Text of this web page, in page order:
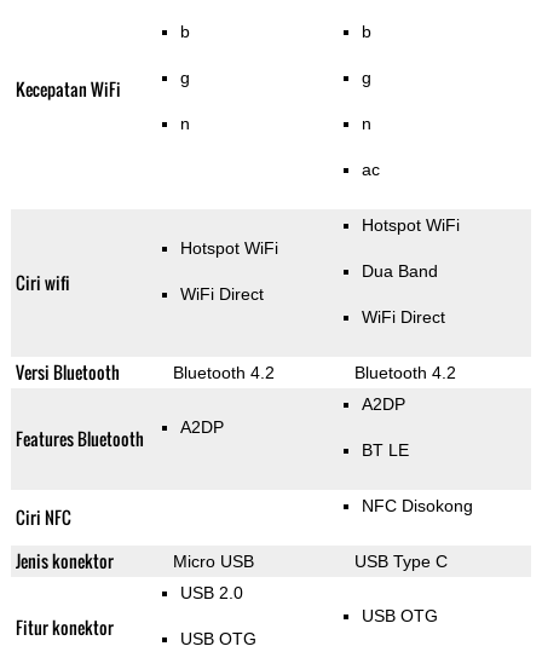
Kecepatan WiFi
b
g
n
b
g
n
ac
Ciri wifi
Hotspot WiFi
WiFi Direct
Hotspot WiFi
Dua Band
WiFi Direct
Versi Bluetooth Bluetooth 4.2 Bluetooth 4.2
Features Bluetooth A2DP
A2DP
BT LE
Ciri NFC NFC Disokong
Jenis konektor Micro USB USB Type C
Fitur konektor
USB 2.0
USB OTG
USB OTG